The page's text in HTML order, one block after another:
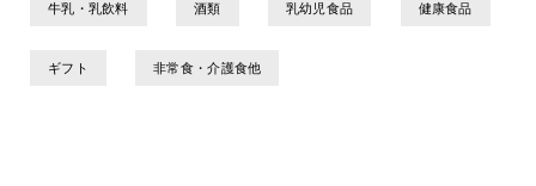
牛乳・乳飲料 酒類 乳幼児食品 健康食品
ギフト 非常食・介護食他